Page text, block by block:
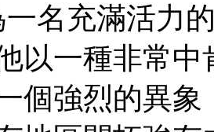
一名充滿活力
以一種非常
個強烈的異象